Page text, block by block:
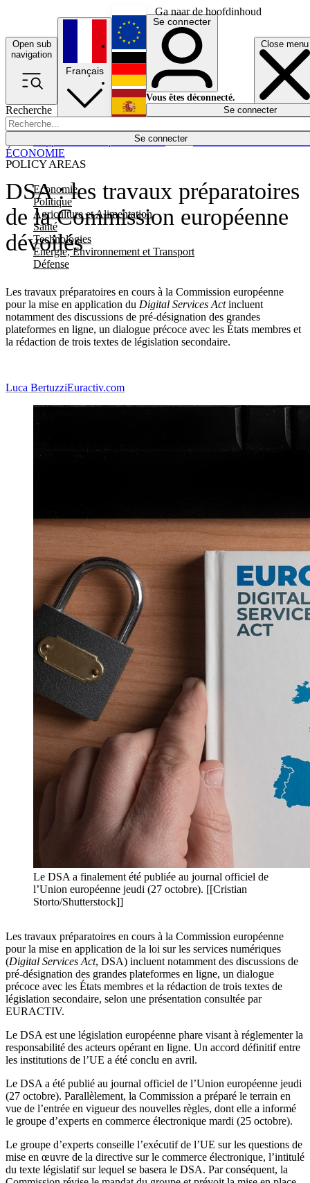
Ga naar de hoofdinhoud
Open sub
navigation
Close menu
Recherche
Se connecter
POLICY AREAS
Economie
Politique
Agriculture et Alimentation
Santé
Technologies
Energie, Environnement et Transport
Défense
Économie
Français
English
Deutsch
Español
Se connecter
Vous êtes déconnecté.
Se connecter
DSA : les travaux préparatoires
de la Commission européenne
dévoilés
Les travaux préparatoires en cours à la Commission européenne
pour la mise en application du Digital Services Actincluent
notamment des discussions de pré-désignation des grandes
plateformes en ligne, un dialogue précoce avec les États membres et
la rédaction de trois textes de législation secondaire.
ÉCONOMIE
Luca BertuzziEuractiv.com
Le DSA a finalement été publiée au journal officiel de
l’Union européenne jeudi (27 octobre). [[Cristian
Storto/Shutterstock]]
Les travaux préparatoires en cours à la Commission européenne
pour la mise en application de la loi sur les services numériques
(Digital Services Act, DSA) incluent notamment des discussions de
pré-désignation des grandes plateformes en ligne, un dialogue
précoce avec les États membres et la rédaction de trois textes de
législation secondaire, selon une présentation consultée par
EURACTIV.
Le DSA est une législation européenne phare visant à réglementer la
responsabilité des acteurs opérant en ligne. Un accord définitif entre
les institutions de l’UE a été conclu en avril.
Le DSA a été publié au journal officiel de l’Union européenne jeudi
(27 octobre). Parallèlement, la Commission a préparé le terrain en
vue de l’entrée en vigueur des nouvelles règles, dont elle a informé
le groupe d’experts en commerce électronique mardi (25 octobre).
Le groupe d’experts conseille l’exécutif de l’UE sur les questions de
mise en œuvre de la directive sur le commerce électronique, l’intitulé
du texte législatif sur lequel se basera le DSA. Par conséquent, la